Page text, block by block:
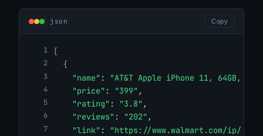
json Copy
[
{
"name" :
"AT&T Apple iPhone 11, 64GB,
"price" : "399" ,
"rating" : "3.8" ,
"reviews" : "202" ,
"link" :
"https://www.walmart.com/ip/..."